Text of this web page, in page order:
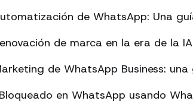
de WhatsApp: Una
de marca en la era de la
de WhatsApp Business:
en WhatsApp usando